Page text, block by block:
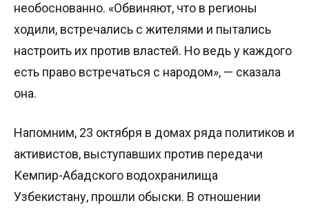
необоснованно. «Обвиняют, что в регионы
ходили, встречались с жителями и пытались
настроить их против властей. Но ведь у каждого
есть право встречаться с народом», — сказала
она.
Напомним, 23 октября в домах ряда политиков и
активистов, выступавших против передачи
Кемпир-Абадского водохранилища
Узбекистану, прошли обыски. В отношении